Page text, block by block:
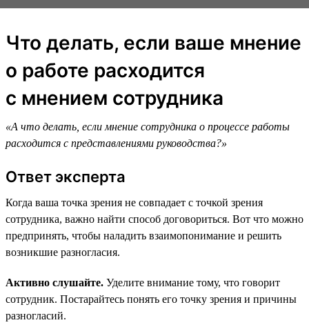
Что делать, если ваше мнение
о работе расходится
с мнением сотрудника
«А что делать, если мнение сотрудника о процессе работы
расходится с представлениями руководства?»
Ответ эксперта
Когда ваша точка зрения не совпадает с точкой зрения
сотрудника, важно найти способ договориться. Вот что можно
предпринять, чтобы наладить взаимопонимание и решить
возникшие разногласия.
Активно слушайте. Уделите внимание тому, что говорит
сотрудник. Постарайтесь понять его точку зрения и причины
разногласий.